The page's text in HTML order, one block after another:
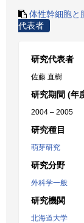
体性幹細胞と
代表者
研究代表者
佐藤 直樹
研究期間 (年
2004 – 2005
研究種目
萌芽研究
研究分野
外科学一般
研究機関
北海道大学